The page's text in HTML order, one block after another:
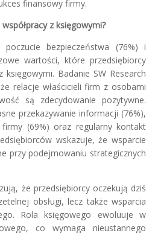
finansowy firmy.
z księgowymi?
poczucie bezpieczeństwa (76%) i
wartości, które przedsiębiorcy
księgowymi. Badanie SW Research
relacje właścicieli firm z osobami
są zdecydowanie pozytywne.
przekazywanie informacji (76%),
(69%) oraz regularny kontakt
wskazuje, że wsparcie
przy podejmowaniu strategicznych
że przedsiębiorcy oczekują dziś
obsługi, lecz także wsparcia
Rola księgowego ewoluuje w
co wymaga nieustannego